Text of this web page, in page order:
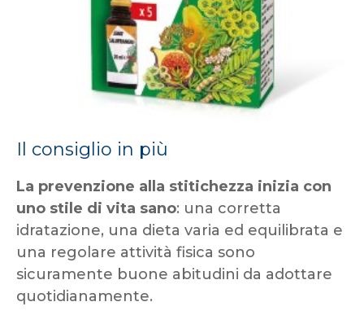
Il consiglio in più
La prevenzione alla stitichezza inizia con
uno stile di vita sano: una corretta
idratazione, una dieta varia ed equilibrata e
una regolare attività fisica sono
sicuramente buone abitudini da adottare
quotidianamente.